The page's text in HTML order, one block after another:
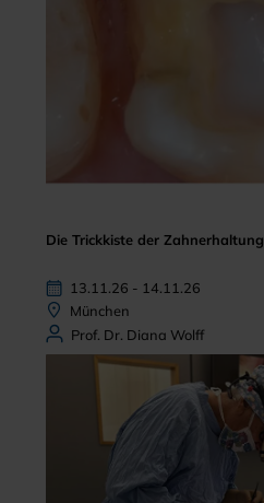
Die Trickkiste der Zahnerhaltung
13.11.26 - 14.11.26
München
Prof. Dr. Diana Wolff